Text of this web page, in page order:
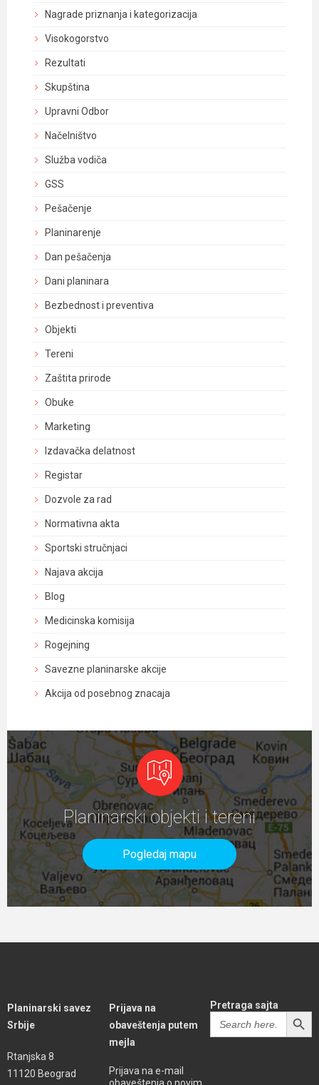
Nagrade priznanja i kategorizacija
Visokogorstvo
Rezultati
Skupština
Upravni Odbor
Načelništvo
Služba vodiča
GSS
Pešačenje
Planinarenje
Dan pešačenja
Dani planinara
Bezbednost i preventiva
Objekti
Tereni
Zaštita prirode
Obuke
Marketing
Izdavačka delatnost
Registar
Dozvole za rad
Normativna akta
Sportski stručnjaci
Najava akcija
Blog
Medicinska komisija
Rogejning
Savezne planinarske akcije
Akcija od posebnog znacaja
Planinarski objekti i tereni
Pogledaj mapu
Planinarski savez
Srbije
Rtanjska 8
11120 Beograd
Prijava na
obaveštenja putem
mejla
Prijava na e-mail
Pretraga sajta
Search
for:
SEARCH